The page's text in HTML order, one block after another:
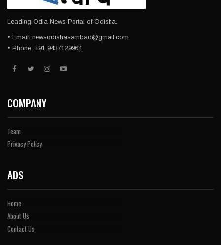
Leading Odia News Portal of Odisha.
• Email: newsodishasambad@gmail.com
• Phone: +91 9437129964
COMPANY
Team
Privacy Policy
ADS
Home
About Us
Contact Us